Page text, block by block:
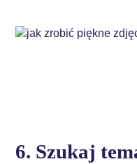
6. Szukaj